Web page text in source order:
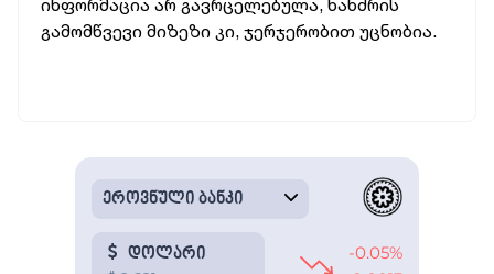
ინფორმაცია არ გავრცელებულა, ხანძრის
გამომწვევი მიზეზი კი, ჯერჯერობით უცნობია.